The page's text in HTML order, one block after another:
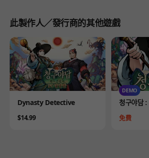
此製作人／發行商的其他遊戲
Product
Dynasty Detective
Price
$14.99
DEMO
Product
청구야담
전판 DEMO
Price
免費